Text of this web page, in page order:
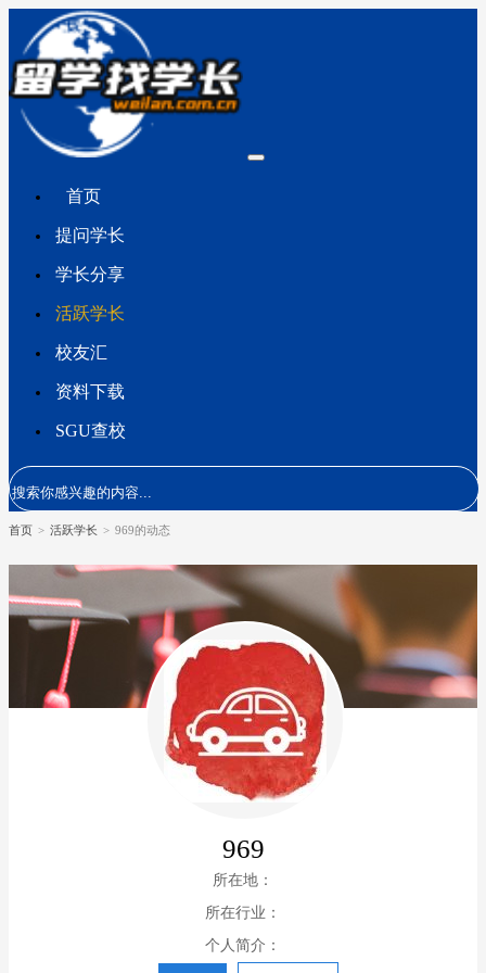
首页
提问学长
学长分享
活跃学长
校友汇
资料下载
SGU查校
首页 > 活跃学长 > 969的动态
969
所在地：
所在行业：
个人简介：